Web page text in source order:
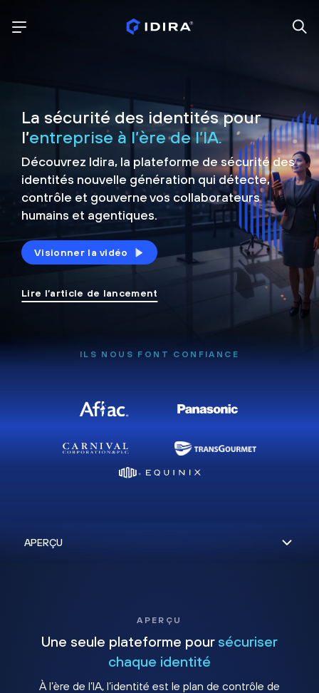
La sécurité des identités pour
l’entreprise à l’ère de l’IA.
Découvrez Idira, la plateforme de sécuritédes
identités nouvelle génération qui détecte,
contrôle et gouverne vos collaborateurs
humains et agentiques.
Visionner la vidéo
Lire l’article de lancement
ILS NOUS FONT CONFIANCE
APERÇU
Une seule plateforme pour sécuriser
chaque identité
À l’ère de l’IA, l’identité est le plan de contrôle de